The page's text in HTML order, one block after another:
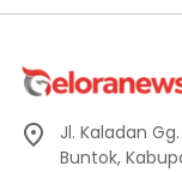
Jl. Kaladan
Buntok,